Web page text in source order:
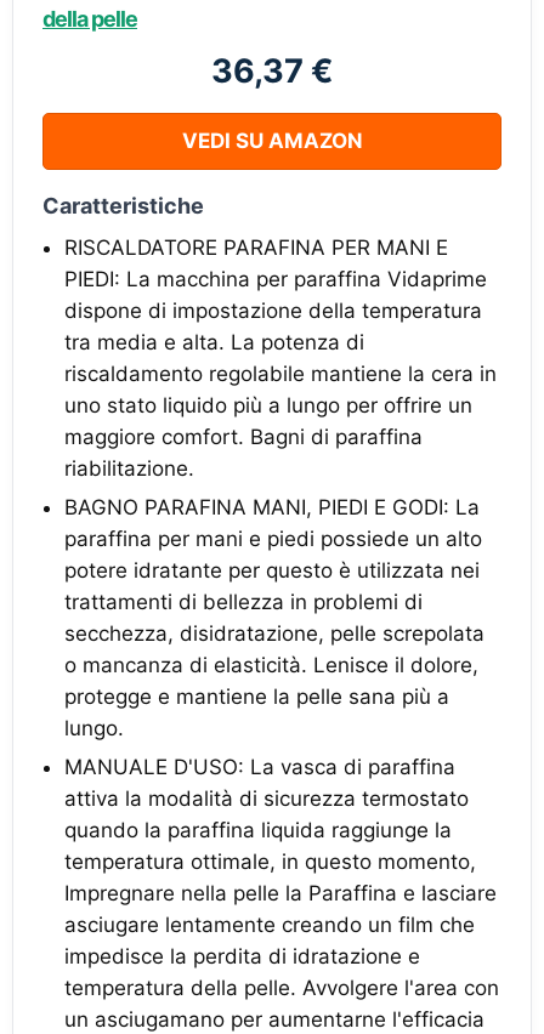
della pelle
36,37 €
VEDI SU AMAZON
Caratteristiche
RISCALDATORE PARAFINA PER MANI E
PIEDI: La macchina per paraffina Vidaprime
dispone di impostazione della temperatura
tra media e alta. La potenza di
riscaldamento regolabile mantiene la cera in
uno stato liquido più a lungo per offrire un
maggiore comfort. Bagni di paraffina
riabilitazione.
BAGNO PARAFINA MANI, PIEDI E GODI: La
paraffina per mani e piedi possiede un alto
potere idratante per questo è utilizzata nei
trattamenti di bellezza in problemi di
secchezza, disidratazione, pelle screpolata
o mancanza di elasticità. Lenisce il dolore,
protegge e mantiene la pelle sana più a
lungo.
MANUALE D'USO: La vasca di paraffina
attiva la modalità di sicurezza termostato
quando la paraffina liquida raggiunge la
temperatura ottimale, in questo momento,
Impregnare nella pelle la Paraffina e lasciare
asciugare lentamente creando un film che
impedisce la perdita di idratazione e
temperatura della pelle. Avvolgere l'area con
un asciugamano per aumentarne l'efficacia